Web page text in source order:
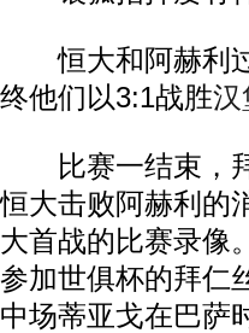
恒大和阿赫利过
终他们以3:1战胜汉
比赛一结束，拜
恒大击败阿赫利的
大首战的比赛录像
参加世俱杯的拜仁
中场蒂亚戈在巴萨